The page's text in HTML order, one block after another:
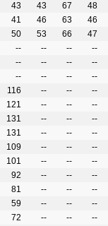
43 43 67
48
41 46 63
46
50 53 66
47
-- -- --
--
-- -- --
--
-- -- --
--
116 -- --
--
121 -- --
--
131 -- --
--
131 -- --
--
109 -- --
--
101 -- --
--
92 -- --
--
81 -- --
--
59 -- --
--
72 -- --
--